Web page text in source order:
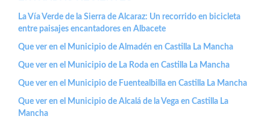
La Vía Verde de la Sierra de Alcaraz: Un recorrido en bicicleta
entre paisajes encantadores en Albacete
Que ver en el Municipio de Almadén en Castilla La Mancha
Que ver en el Municipio de La Roda en Castilla La Mancha
Que ver en el Municipio de Fuentealbilla en Castilla La Mancha
Que ver en el Municipio de Alcalá de la Vega en Castilla La
Mancha